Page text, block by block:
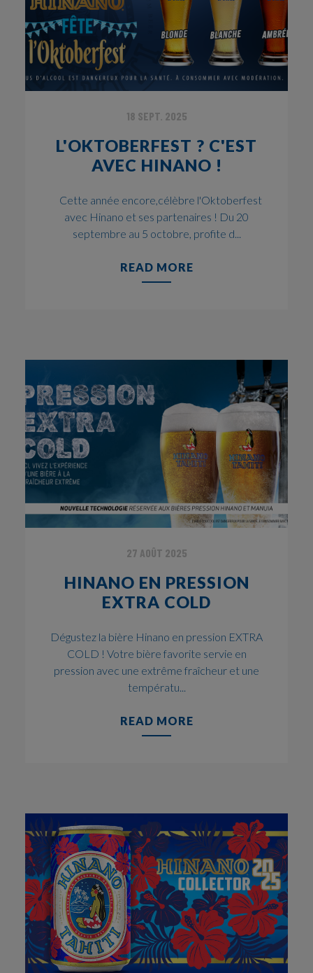
18 SEPT. 2025
L'OKTOBERFEST ? C'EST
AVEC HINANO !
Cette année encore,célèbre l'Oktoberfest
avec Hinano et ses partenaires ! Du 20
septembre au 5 octobre, profite d...
READ MORE
27 AOÛT 2025
HINANO EN PRESSION
EXTRA COLD
Dégustez la bière Hinano en pression EXTRA
COLD ! Votre bière favorite servie en
pression avec une extrême fraîcheur et une
températu...
READ MORE